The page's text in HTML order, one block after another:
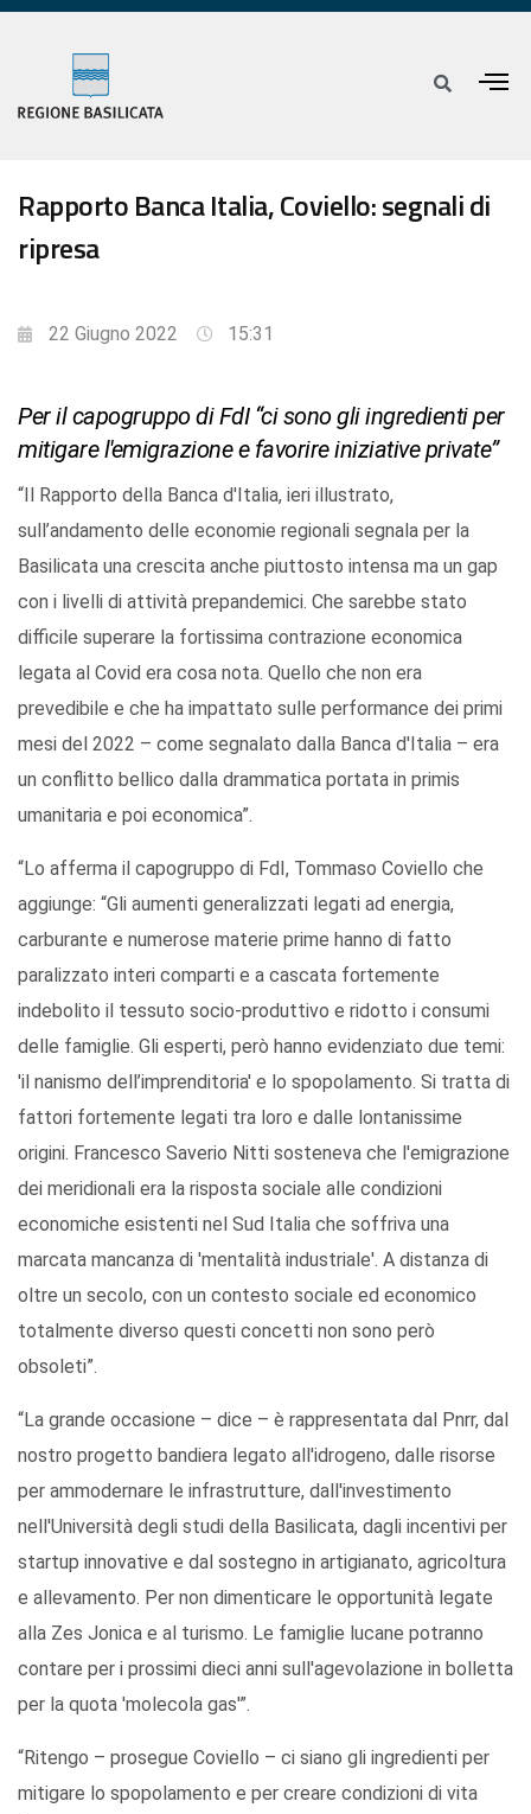
Rapporto Banca Italia, Coviello: segnali di
ripresa
22 Giugno 2022 15:31
Per il capogruppo di FdI “ci sono gli ingredienti per
mitigare l'emigrazione e favorire iniziative private”
“Il Rapporto della Banca d'Italia, ieri illustrato,
sull’andamento delle economie regionali segnala per la
Basilicata una crescita anche piuttosto intensa ma un gap
con i livelli di attività prepandemici. Che sarebbe stato
difficile superare la fortissima contrazione economica
legata al Covid era cosa nota. Quello che non era
prevedibile e che ha impattato sulle performance dei primi
mesi del 2022 – come segnalato dalla Banca d'Italia – era
un conflitto bellico dalla drammatica portata in primis
umanitaria e poi economica”.
“Lo afferma il capogruppo di FdI, Tommaso Coviello che
aggiunge: “Gli aumenti generalizzati legati ad energia,
carburante e numerose materie prime hanno di fatto
paralizzato interi comparti e a cascata fortemente
indebolito il tessuto socio-produttivo e ridotto i consumi
delle famiglie. Gli esperti, però hanno evidenziato due temi:
'il nanismo dell’imprenditoria' e lo spopolamento. Si tratta di
fattori fortemente legati tra loro e dalle lontanissime
origini. Francesco Saverio Nitti sosteneva che l'emigrazione
dei meridionali era la risposta sociale alle condizioni
economiche esistenti nel Sud Italia che soffriva una
marcata mancanza di 'mentalità industriale'. A distanza di
oltre un secolo, con un contesto sociale ed economico
totalmente diverso questi concetti non sono però
obsoleti”.
“La grande occasione – dice – è rappresentata dal Pnrr, dal
nostro progetto bandiera legato all'idrogeno, dalle risorse
per ammodernare le infrastrutture, dall'investimento
nell'Università degli studi della Basilicata, dagli incentivi per
startup innovative e dal sostegno in artigianato, agricoltura
e allevamento. Per non dimenticare le opportunità legate
alla Zes Jonica e al turismo. Le famiglie lucane potranno
contare per i prossimi dieci anni sull'agevolazione in bolletta
per la quota 'molecola gas'”.
“Ritengo – prosegue Coviello – ci siano gli ingredienti per
mitigare lo spopolamento e per creare condizioni di vita